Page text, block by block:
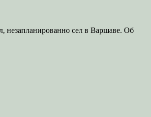
незапланированно сел в Варшаве. Об